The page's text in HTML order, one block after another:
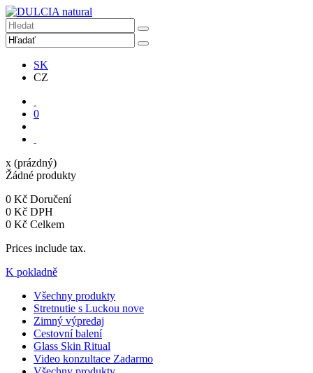
SK
CZ
0
x (prázdný)
Žádné produkty
0 Kč Doručení
0 Kč DPH
0 Kč Celkem
Prices include tax.
K pokladně
Všechny produkty
Stretnutie s Luckou nove
Zimný výpredaj
Cestovní balení
Glass Skin Ritual
Video konzultace Zadarmo